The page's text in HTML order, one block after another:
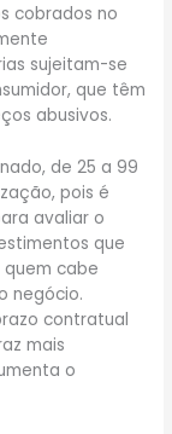
cobrados no
sujeitam-se
que têm
abusivos.
de 25 a 99
pois é
avaliar o
que
quem cabe
negócio.
contratual
mais
o